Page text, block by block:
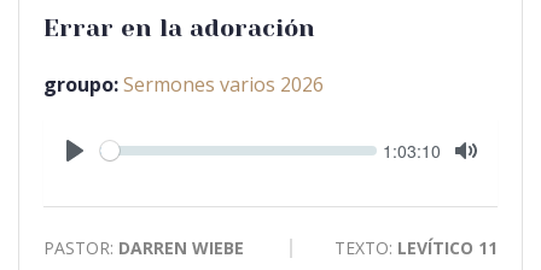
Errar en la adoración
groupo:Sermones varios 2026
Play
Seek Current
time
1:03:10
PASTOR: DARREN WIEBE TEXTO: LEVÍTICO 11